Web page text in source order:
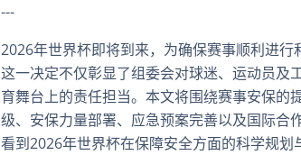
---
2026年世界杯即将到来，为确保赛事顺利进行
这一决定不仅彰显了组委会对球迷、运动员及
育舞台上的责任担当。本文将围绕赛事安保的
级、安保力量部署、应急预案完善以及国际合
看到2026年世界杯在保障安全方面的科学规